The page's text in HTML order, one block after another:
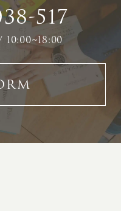
517